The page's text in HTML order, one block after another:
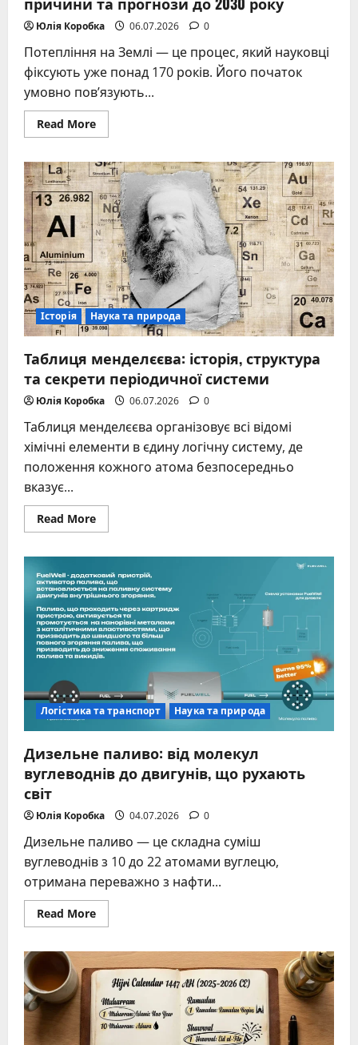
Юлія Коробка 06.07.2026 0
Потепління на Землі — це процес, який науковці
фіксують уже понад 170 років. Його початок
умовно пов’язують...
Read MoreRead
more
потепління
почалося:
факти,
причини
та
прогнози
до
2030
року
Історія Наука та природа
Таблиця менделєєва: історія, структура
та секрети періодичної системи
Юлія Коробка 06.07.2026 0
Таблиця менделєєва організовує всі відомі
хімічні елементи в єдину логічну систему, де
положення кожного атома безпосередньо
вказує...
Read MoreRead
more
історія,
структура
та
секрети
періодичної
системи
Логістика та транспорт Наука та природа
Дизельне паливо: від молекул
вуглеводнів до двигунів, що рухають
світ
Юлія Коробка 04.07.2026 0
Дизельне паливо — це складна суміш
вуглеводнів з 10 до 22 атомами вуглецю,
отримана переважно з нафти...
Read MoreRead
more
паливо:
від
молекул
вуглеводнів
до
двигунів,
що
рухають